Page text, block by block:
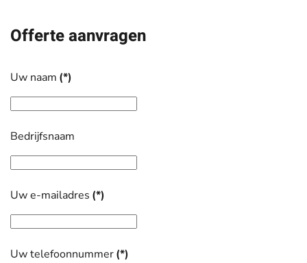
Offerte aanvragen
Uw naam (*)
Bedrijfsnaam
Uw e-mailadres (*)
Uw telefoonnummer(*)